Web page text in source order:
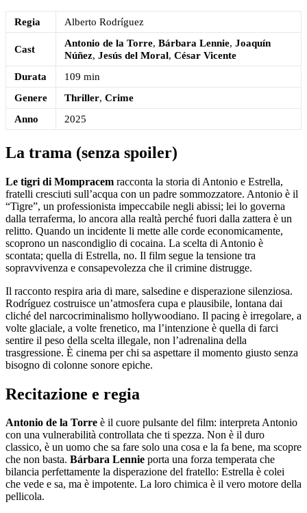
Regia Alberto Rodríguez
Cast
Antonio de la Torre, Bárbara Lennie, Joaquín
Núñez, Jesús del Moral, César Vicente
Durata
109 min
Genere
Thriller, Crime
Anno
2025
La trama (senza spoiler)
Le tigri di Mompracem racconta la storia di Antonio e Estrella,
fratelli cresciuti sull’acqua con un padre sommozzatore. Antonio è il
“Tigre”, un professionista impeccabile negli abissi; lei lo governa
dalla terraferma, lo ancora alla realtà perché fuori dalla zattera è un
relitto. Quando un incidente li mette alle corde economicamente,
scoprono un nascondiglio di cocaina. La scelta di Antonio è
scontata; quella di Estrella, no. Il film segue la tensione tra
sopravvivenza e consapevolezza che il crimine distrugge.
Il racconto respira aria di mare, salsedine e disperazione silenziosa.
Rodríguez costruisce un’atmosfera cupa e plausibile, lontana dai
cliché del narcocriminalismo hollywoodiano. Il pacing è irregolare, a
volte glaciale, a volte frenetico, ma l’intenzione è quella di farci
sentire il peso della scelta illegale, non l’adrenalina della
trasgressione. È cinema per chi sa aspettare il momento giusto senza
bisogno di colonne sonore epiche.
Recitazione e regia
Antonio de la Torre è il cuore pulsante del film: interpreta Antonio
con una vulnerabilità controllata che ti spezza. Non è il duro
classico, è un uomo che sa fare solo una cosa e la fa bene, ma scopre
che non basta. Bárbara Lennie porta una forza temperata che
bilancia perfettamente la disperazione del fratello: Estrella è colei
che vede e sa, ma è impotente. La loro chimica è il vero motore della
pellicola.